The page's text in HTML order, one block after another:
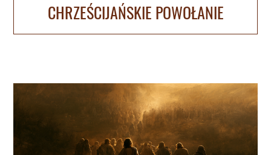
CHRZEŚCIJAŃSKIE POWOŁANIE